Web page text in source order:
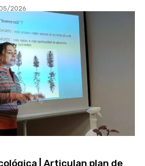
2026
| Articulan plan de